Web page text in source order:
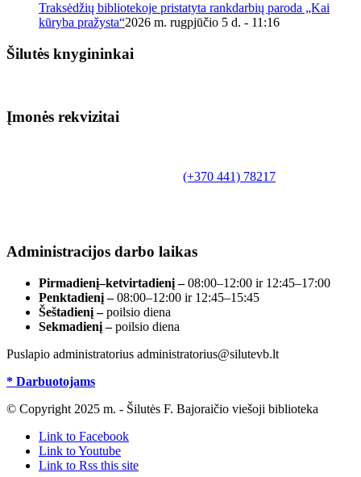
Traksėdžių bibliotekoje pristatyta rankdarbių paroda „Kai
kūryba pražysta“2026 m. rugpjūčio 5 d. - 11:16
Šilutės knygininkai
Įmonės rekvizitai
(+370 441) 78217
Administracijos darbo laikas
Pirmadienį–ketvirtadienį –08:00–12:00 ir 12:45–17:00
Penktadienį –08:00–12:00 ir 12:45–15:45
Šeštadienį –poilsio diena
Sekmadienį –poilsio diena
Puslapio administratorius administratorius@silutevb.lt
* Darbuotojams
© Copyright 2025 m. - Šilutės F. Bajoraičio viešoji biblioteka
Link to Facebook
Link to Youtube
Link to Rss this site